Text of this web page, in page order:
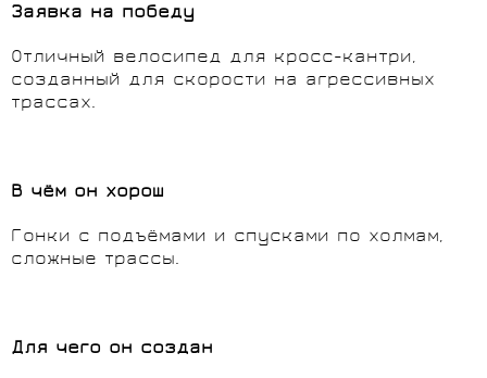
Заявка на победу
Отличный велосипед для кросс-кантри,
созданный для скорости на агрессивных
трассах.
В чём он хорош
Гонки с подъёмами и спусками по холмам,
сложные трассы.
Для чего он создан